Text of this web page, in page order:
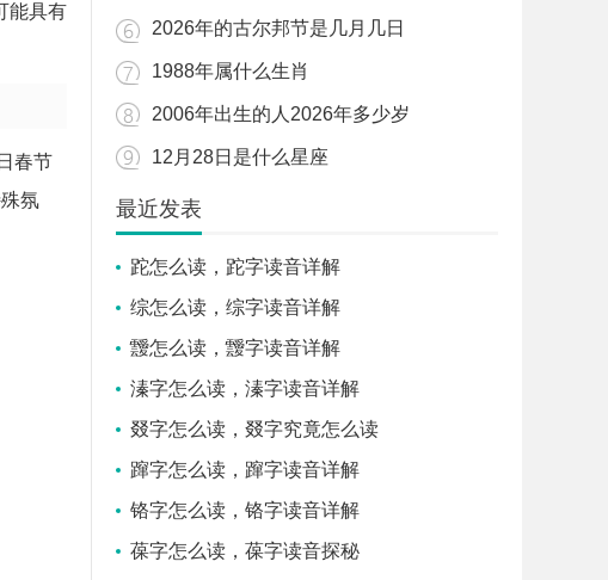
能具有
春节
氛
2026年的古尔邦节是几月几日
1988年属什么生肖
2006年出生的人2026年多少岁
12月28日是什么星座
最近发表
跎怎么读，跎字读音详解
综怎么读，综字读音详解
靉怎么读，靉字读音详解
溱字怎么读，溱字读音详解
叕字怎么读，叕字究竟怎么读
蹿字怎么读，蹿字读音详解
铬字怎么读，铬字读音详解
葆字怎么读，葆字读音探秘